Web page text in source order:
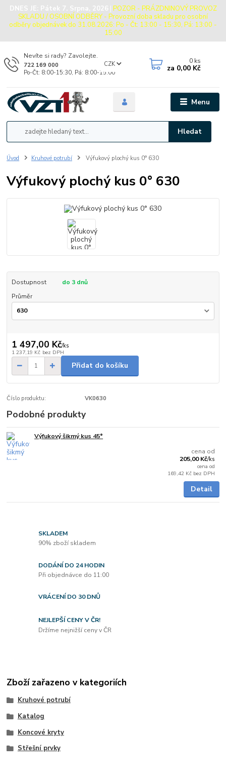
DNES JE: Pátek 7. Srpna, 2026 | POZOR - PRÁZDNINOVÝ PROVOZ
SKLADU / OSOBNÍ ODBĚRY - Provozní doba skladu pro osobní
odběry objednávek do 31.08.2026: Po - Čt: 13:00 - 15:30, Pá: 13:00 -
15:00
Menu
CZK
Hledat
Nevíte si rady? Zavolejte.
722 169 000
Po-Čt: 8:00-15:30, Pá: 8:00-15:00
0 ks
za 0,00 Kč
Úvod Kruhové potrubí Výfukový plochý kus 0° 630
Výfukový plochý kus 0° 630
Dostupnost
do 3 dnů
Průměr
1 497,00 Kč/ks
1 237,19 Kč bez DPH
Přidat do košíku
Číslo produktu: VK0630
Podobné produkty
Výfukový šikmý kus 45°
cena od
205,00 Kč/ks
cena od
169,42 Kč bez DPH
Detail
SKLADEM
90% zboží skladem
DODÁNÍ DO 24 HODIN
Při objednávce do 11:00
VRÁCENÍ DO 30 DNŮ
NEJLEPŠÍ CENY V ČR!
Držíme nejnižší ceny v ČR
Zboží zařazeno v kategoriích
Kruhové potrubí
Katalog
Koncové kryty
Střešní prvky